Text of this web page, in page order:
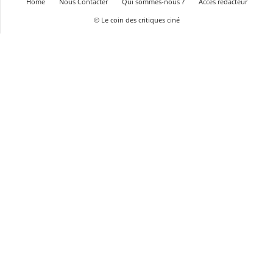
© Le coin des critiques ciné